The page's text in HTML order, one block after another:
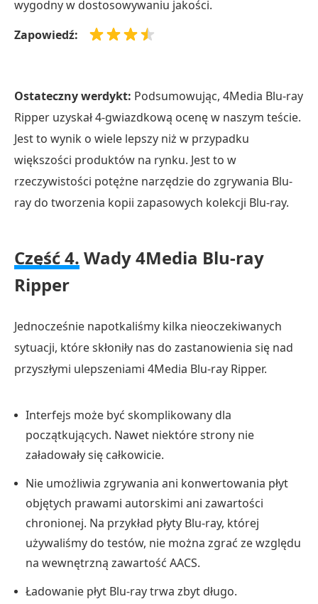
wygodny w dostosowywaniu jakości.
Zapowiedź:
Ostateczny werdykt: Podsumowując, 4Media Blu-ray
Ripper uzyskał 4-gwiazdkową ocenę w naszym teście.
Jest to wynik o wiele lepszy niż w przypadku
większości produktów na rynku. Jest to w
rzeczywistości potężne narzędzie do zgrywania Blu-
ray do tworzenia kopii zapasowych kolekcji Blu-ray.
Część 4. Wady 4Media Blu-ray
Ripper
Jednocześnie napotkaliśmy kilka nieoczekiwanych
sytuacji, które skłoniły nas do zastanowienia się nad
przyszłymi ulepszeniami 4Media Blu-ray Ripper.
Interfejs może być skomplikowany dla
początkujących. Nawet niektóre strony nie
załadowały się całkowicie.
Nie umożliwia zgrywania ani konwertowania płyt
objętych prawami autorskimi ani zawartości
chronionej. Na przykład płyty Blu-ray, której
używaliśmy do testów, nie można zgrać ze względu
na wewnętrzną zawartość AACS.
Ładowanie płyt Blu-ray trwa zbyt długo.